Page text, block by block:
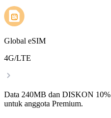
Global eSIM
4G/LTE
Data 240MB dan DISKON
untuk anggota Premium.